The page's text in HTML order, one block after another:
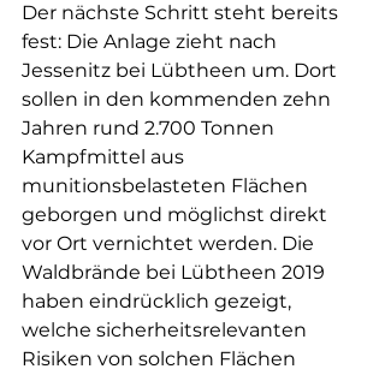
Der nächste Schritt steht bereits
fest: Die Anlage zieht nach
Jessenitz bei Lübtheen um. Dort
sollen in den kommenden zehn
Jahren rund 2.700 Tonnen
Kampfmittel aus
munitionsbelasteten Flächen
geborgen und möglichst direkt
vor Ort vernichtet werden. Die
Waldbrände bei Lübtheen 2019
haben eindrücklich gezeigt,
welche sicherheitsrelevanten
Risiken von solchen Flächen